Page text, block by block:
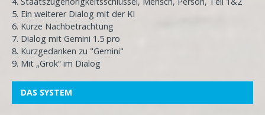
5. Ein weiterer Dialog mit der KI
6. Kurze Nachbetrachtung
7. Dialog mit Gemini 1.5 pro
8. Kurzgedanken zu "Gemini"
9. Mit „Grok“ im Dialog
DAS SYSTEM